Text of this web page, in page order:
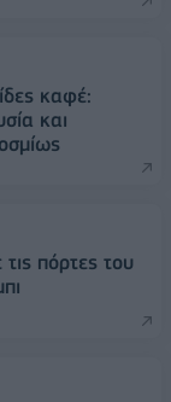
καφέ:
και
πόρτες του